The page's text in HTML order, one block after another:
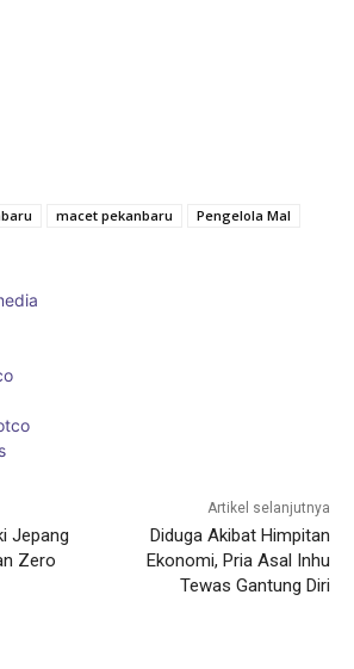
macet pekanbaru Pengelola Mal
Jepang
Zero
Artikel selanjutnya
Diduga Akibat Himpitan
Ekonomi, Pria Asal Inhu
Tewas Gantung Diri